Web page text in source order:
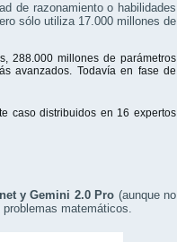
de razonamiento o habilidades
sólo utiliza 17.000 millones de
288.000 millones de parámetros
avanzados. Todavía en fase de
caso distribuidos en 16 expertos
y Gemini 2.0 Pro (aunque no
matemáticos.